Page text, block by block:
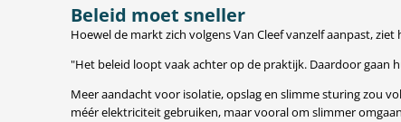
Beleid moet sneller
Hoewel de markt zich volgens Van Cleef vanzelf aanpast,
"Het beleid loopt vaak achter op de praktijk. Daardoor gaan
Meer aandacht voor isolatie, opslag en slimme sturing zou
méér elektriciteit gebruiken, maar vooral om slimmer